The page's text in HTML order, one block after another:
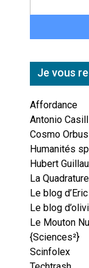
Je vous
Affordance
Antonio
Cosmo Orbus
Humanités
Hubert
La
Le blog
Le blog
Le Mouton
{Sciences²}
Scinfolex